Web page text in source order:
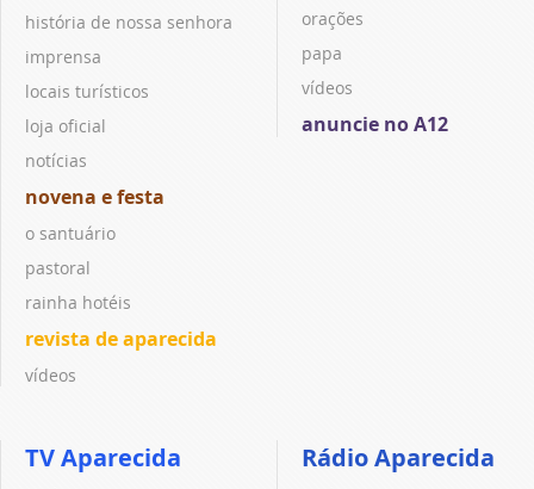
história de nossa senhora
imprensa
locais turísticos
loja oficial
notícias
novena e festa
o santuário
pastoral
rainha hotéis
revista de aparecida
vídeos
orações
papa
vídeos
anuncie no A12
TV Aparecida Rádio Aparecida